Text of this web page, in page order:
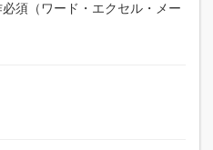
須（ワード・エクセル・メー